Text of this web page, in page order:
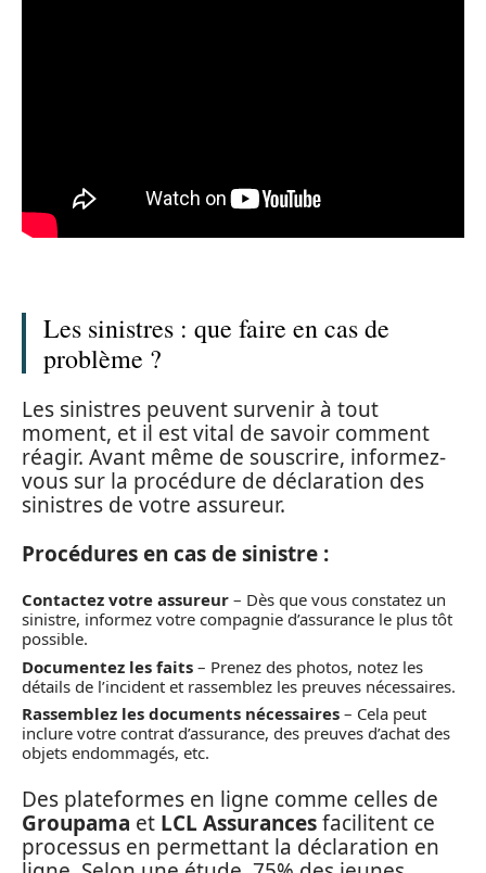
Les sinistres : que faire en cas de
problème ?
Les sinistres peuvent survenir à tout
moment, et il est vital de savoir comment
réagir. Avant même de souscrire, informez-
vous sur la procédure de déclaration des
sinistres de votre assureur.
Procédures en cas de sinistre :
Contactez votre assureur – Dès que vous constatez un
sinistre, informez votre compagnie d’assurance le plus tôt
possible.
Documentez les faits – Prenez des photos, notez les
détails de l’incident et rassemblez les preuves nécessaires.
Rassemblez les documents nécessaires – Cela peut
inclure votre contrat d’assurance, des preuves d’achat des
objets endommagés, etc.
Des plateformes en ligne comme celles de
Groupama et LCL Assurancesfacilitent ce
processus en permettant la déclaration en